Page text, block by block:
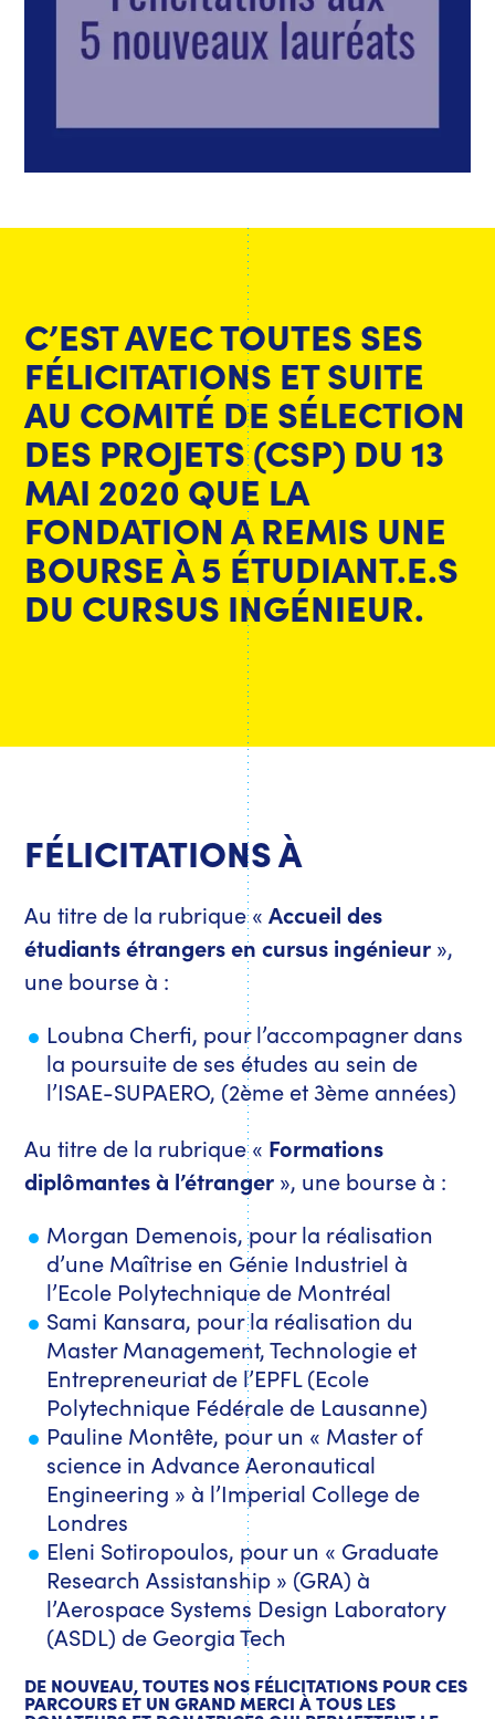
C’EST AVEC TOUTES SES
FÉLICITATIONS ET SUITE
AU COMITÉ DE SÉLECTION
DES PROJETS (CSP) DU 13
MAI 2020 QUE LA
FONDATION A REMIS UNE
BOURSE À 5 ÉTUDIANT.E.S
DU CURSUS INGÉNIEUR.
FÉLICITATIONS À
Au titre de la rubrique «Accueil des
étudiants étrangers en cursus ingénieur »,
une bourse à :
Loubna Cherfi, pour l’accompagner dans
la poursuite de ses études au sein de
l’ISAE-SUPAERO, (2ème et 3ème années)
Au titre de la rubrique « Formations
diplômantes à l’étranger », une bourse à :
Morgan Demenois, pour la réalisation
d’une Maîtrise en Génie Industriel à
l’Ecole Polytechnique de Montréal
Sami Kansara, pour la réalisation du
Master Management, Technologie et
Entrepreneuriat de l’EPFL (Ecole
Polytechnique Fédérale de Lausanne)
Pauline Montête, pour un « Master of
science in Advance Aeronautical
Engineering » à l’Imperial College de
Londres
Eleni Sotiropoulos, pour un « Graduate
Research Assistanship » (GRA) à
l’Aerospace Systems Design Laboratory
(ASDL) de Georgia Tech
DE NOUVEAU, TOUTES NOS FÉLICITATIONS POUR CES
PARCOURS ET UN GRAND MERCI À TOUS LES